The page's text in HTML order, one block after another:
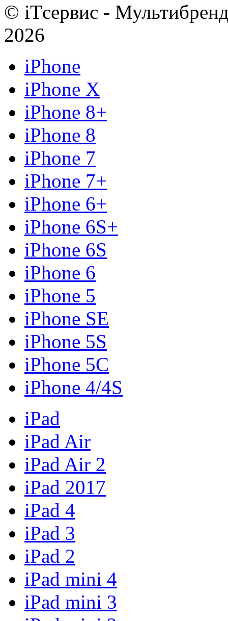
© iTсервис -
2026
iPhone
iPhone X
iPhone 8+
iPhone 8
iPhone 7
iPhone 7+
iPhone 6+
iPhone 6S+
iPhone 6S
iPhone 6
iPhone 5
iPhone SE
iPhone 5S
iPhone 5C
iPhone 4/4S
iPad
iPad Air
iPad Air 2
iPad 2017
iPad 4
iPad 3
iPad 2
iPad mini 4
iPad mini 3